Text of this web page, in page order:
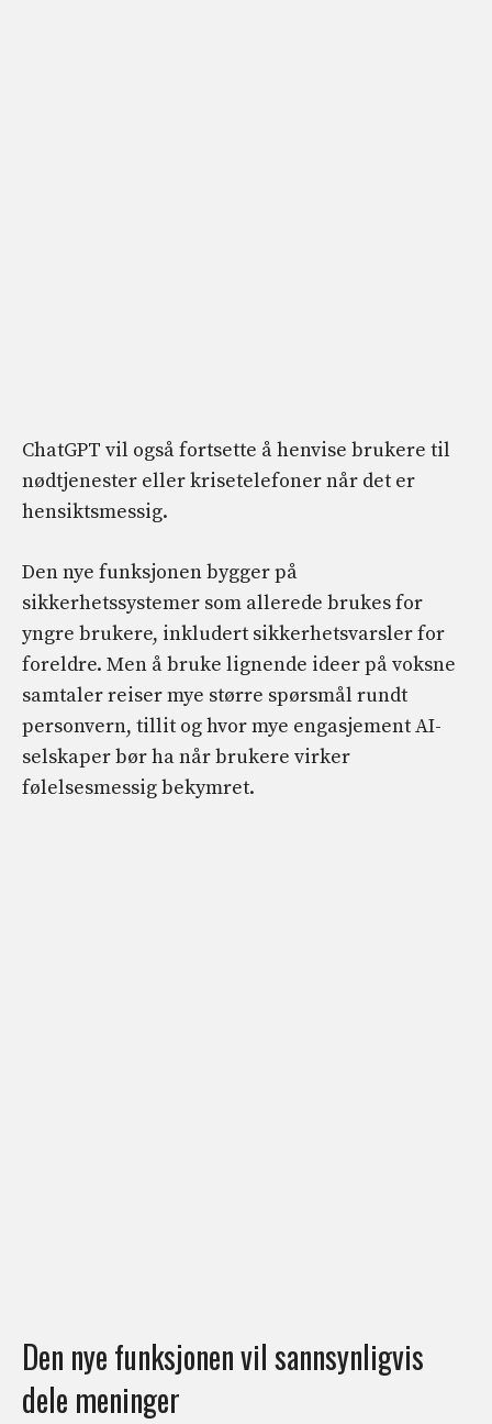
ChatGPT vil også fortsette å henvise brukere til
nødtjenester eller krisetelefoner når det er
hensiktsmessig.
Den nye funksjonen bygger på
sikkerhetssystemer som allerede brukes for
yngre brukere, inkludert sikkerhetsvarsler for
foreldre. Men å bruke lignende ideer på voksne
samtaler reiser mye større spørsmål rundt
personvern, tillit og hvor mye engasjement AI-
selskaper bør ha når brukere virker
følelsesmessig bekymret.
Den nye funksjonen vil sannsynligvis
dele meninger